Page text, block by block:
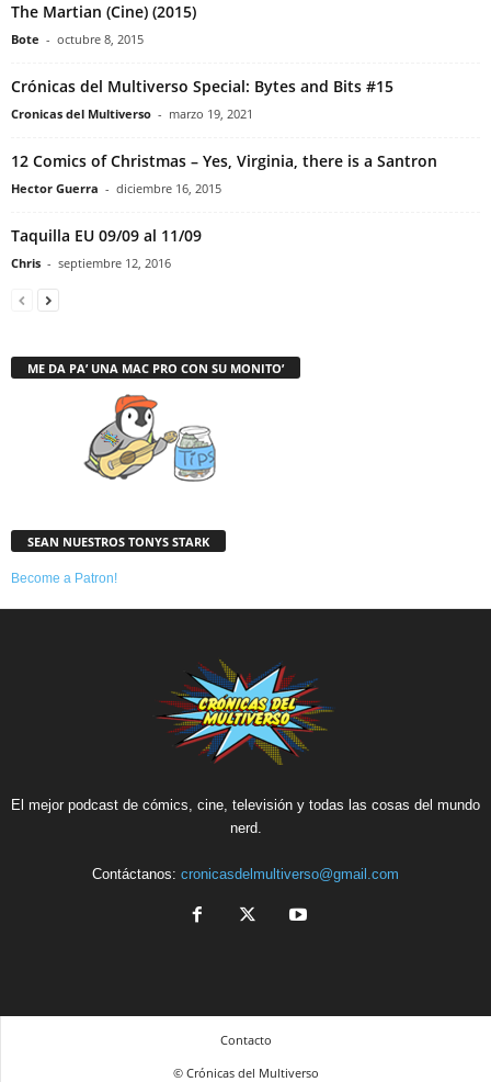
The Martian (Cine) (2015)
Bote - octubre 8, 2015
Crónicas del Multiverso Special: Bytes and Bits #15
Cronicas del Multiverso - marzo 19, 2021
12 Comics of Christmas – Yes, Virginia, there is a Santron
Hector Guerra - diciembre 16, 2015
Taquilla EU 09/09 al 11/09
Chris - septiembre 12, 2016
ME DA PA’ UNA MAC PRO CON SU MONITO’
SEAN NUESTROS TONYS STARK
Become a Patron!
El mejor podcast de cómics, cine, televisión y todas las cosas del mundo
nerd.
Contáctanos: cronicasdelmultiverso@gmail.com
Contacto
© Crónicas del Multiverso